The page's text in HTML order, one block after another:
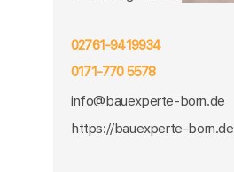
02761-9419934
0171-770 5578
info@bauexperte-born.de
https://bauexperte-born.de